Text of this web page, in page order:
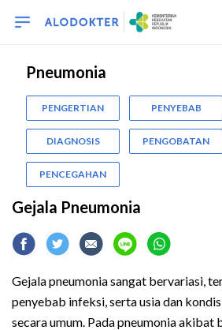
Pneumonia
PENGERTIAN PENYEBAB
DIAGNOSIS PENGOBATAN
PENCEGAHAN
Gejala Pneumonia
Gejala pneumonia sangat bervariasi,
penyebab infeksi, serta usia dan
secara umum. Pada pneumonia akibat